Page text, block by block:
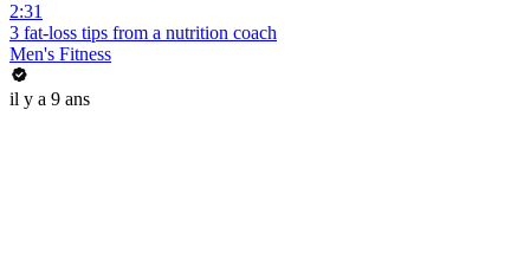
2:31
3 fat-loss tips from a nutrition coach
Men's Fitness
il y a 9 ans